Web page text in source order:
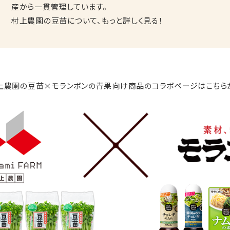
産から一貫管理しています。
村上農園の豆苗について、もっと詳しく見る！
農園の豆苗×モランボンの青果向け商品のコラボページはこちら